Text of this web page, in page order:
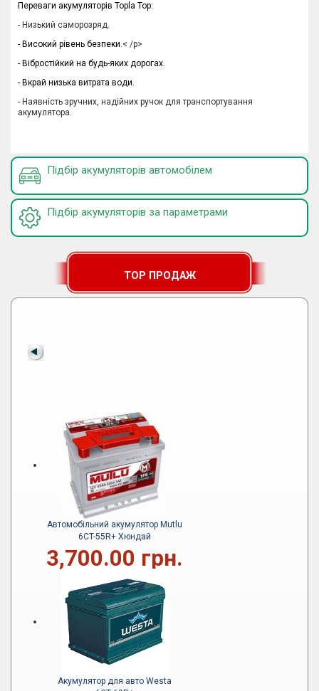
Переваги акумуляторів Topla Top:
- Низький саморозряд.
- Високий рівень безпеки.< /p>
- Вібростійкий на будь-яких дорогах.
- Вкрай низька витрата води.
- Наявність зручних, надійних ручок для транспортування
акумулятора.
Підбір акумуляторів автомобілем
Підбір акумуляторів за параметрами
TOP ПРОДАЖ
Автомобільний акумулятор Mutlu
6CT-55R+ Хюндай
3,700.00 грн.
Акумулятор для авто Westa